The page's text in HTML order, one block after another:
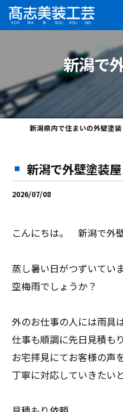
新潟で
新潟で外壁塗装
2026/07/08
こんにちは。 新潟で外
蒸し暑い日がつずいてい
空梅雨でしょうか？
外のお仕事の人には雨具
仕事も順調に先日見積も
お宅拝見にてお客様の声
丁寧に対応していきたい